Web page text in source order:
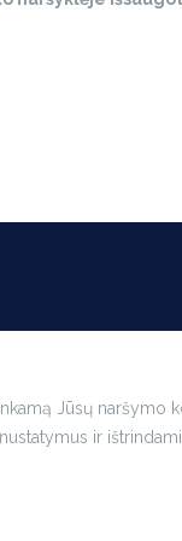
Jūsų naršymo
ir